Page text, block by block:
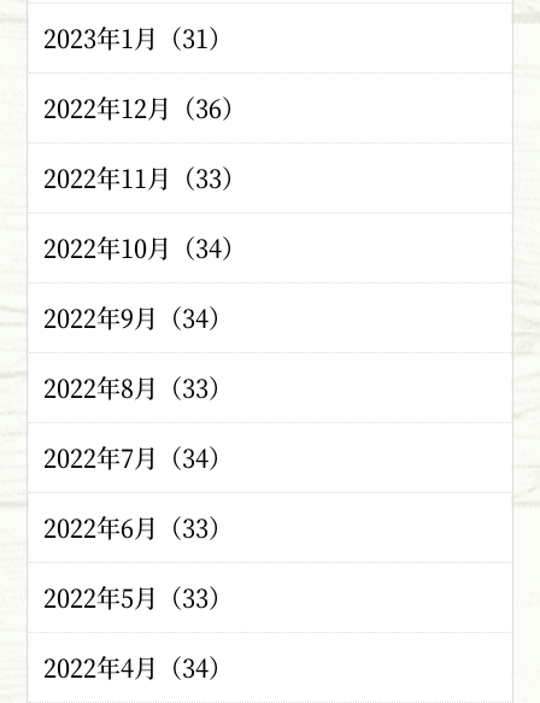
2023年1月（31）
2022年12月（36）
2022年11月（33）
2022年10月（34）
2022年9月（34）
2022年8月（33）
2022年7月（34）
2022年6月（33）
2022年5月（33）
2022年4月（34）